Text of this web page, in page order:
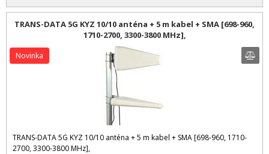
TRANS-DATA 5G KYZ 10/10 anténa + 5 m kabel + SMA [698-960,
1710-2700, 3300-3800 MHz],
TRANS-DATA 5G KYZ 10/10 anténa + 5 m kabel + SMA [698-960, 1710-
2700, 3300-3800 MHz],
Novinka